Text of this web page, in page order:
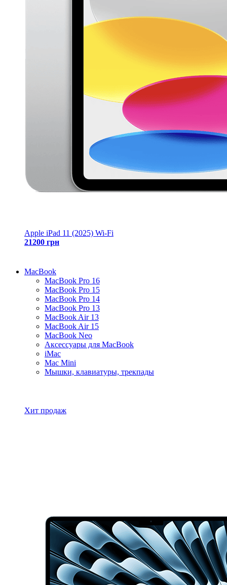
Apple iPad 11 (2025) Wi-Fi
21200 грн
MacBook
MacBook Pro 16
MacBook Pro 15
MacBook Pro 14
MacBook Pro 13
MacBook Air 13
MacBook Air 15
MacBook Neo
Аксессуары для MacBook
iMac
Mac Mini
Мышки, клавиатуры, трекпады
Хит продаж